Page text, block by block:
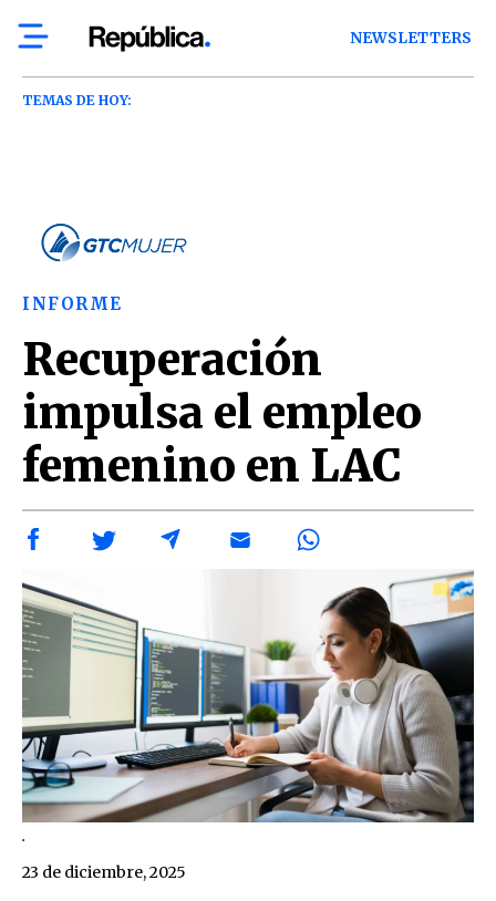
NEWSLETTERS
TEMAS DE HOY:
INFORME
Recuperación
impulsa el empleo
femenino en LAC
.
23 de diciembre, 2025